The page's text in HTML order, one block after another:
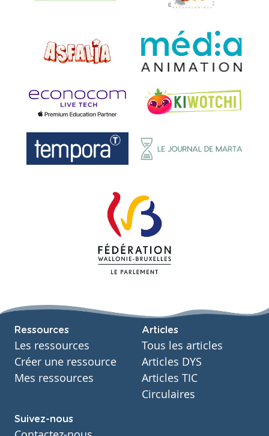
Ressources
Les ressources
Créer une ressource
Mes ressources
Articles
Tous les articles
Articles DYS
Articles TIC
Circulaires
Suivez-nous